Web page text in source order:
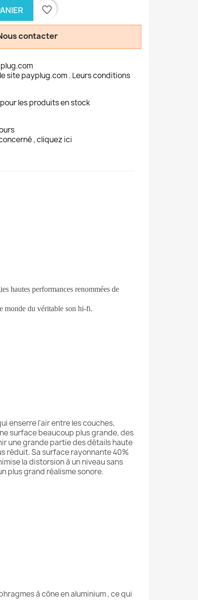
favorite_border
contacter
site payplug.com . Leurs conditions
les produits en stock
, cliquez ici
hautes performances renommées de
monde du véritable son hi-fi.
enserre l'air entre les couches,
surface beaucoup plus grande, des
une grande partie des détails haute
réduit. Sa surface rayonnante 40%
la distorsion à un niveau sans
plus grand réalisme sonore.
à cône en aluminium , ce qui